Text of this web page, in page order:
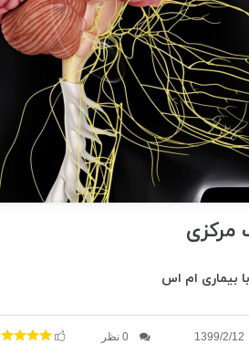
مرکزی
بیماری ام اس
1399/2/12 0 نظر